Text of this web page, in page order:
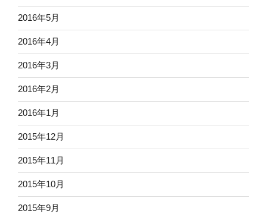
2016年5月
2016年4月
2016年3月
2016年2月
2016年1月
2015年12月
2015年11月
2015年10月
2015年9月